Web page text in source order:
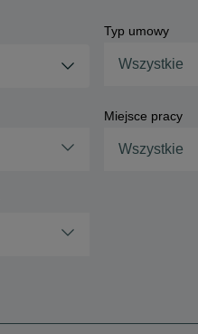
Typ umowy
Wszystkie
Miejsce pracy
Wszystkie